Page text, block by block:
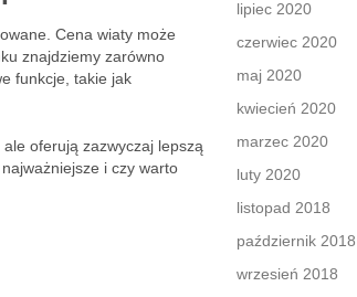
Cena wiaty może
znajdziemy zarówno
funkcje, takie jak
, ale oferują zazwyczaj lepszą
i czy warto
lipiec 2020
czerwiec 2020
maj 2020
kwiecień 2020
marzec 2020
luty 2020
listopad 2018
październik 2018
wrzesień 2018